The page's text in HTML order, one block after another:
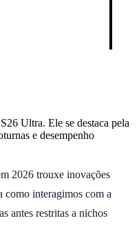
Ultra. Ele se destaca pela
e desempenho
2026 trouxe inovações
como interagimos com a
antes restritas a nichos